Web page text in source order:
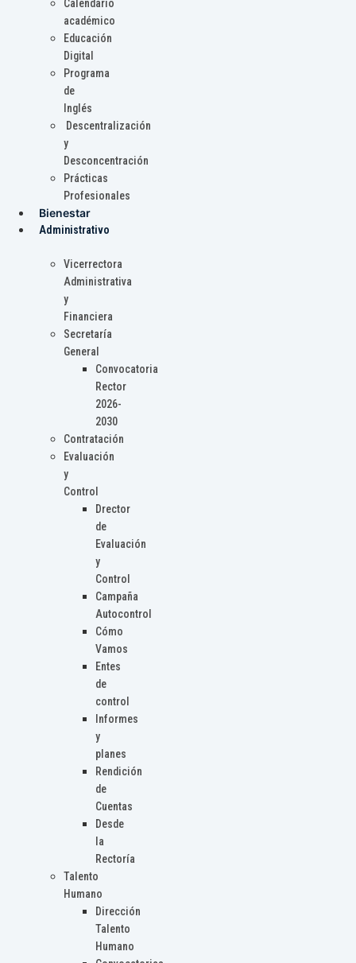
Calendario
académico
Educación
Digital
Programa
de
Inglés
Descentralización
y
Desconcentración
Prácticas
Profesionales
Bienestar
Administrativo
Vicerrectora
Administrativa
y
Financiera
Secretaría
General
Convocatoria
Rector
2026-
2030
Contratación
Evaluación
y
Control
Drector
de
Evaluación
y
Control
Campaña
Autocontrol
Cómo
Vamos
Entes
de
control
Informes
y
planes
Rendición
de
Cuentas
Desde
la
Rectoría
Talento
Humano
Dirección
Talento
Humano